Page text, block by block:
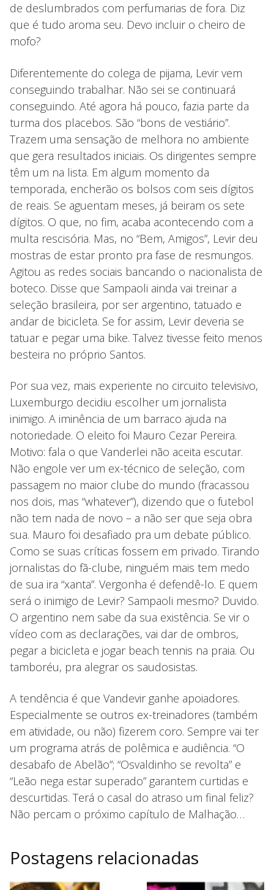
de deslumbrados com perfumarias de fora. Diz
que é tudo aroma seu. Devo incluir o cheiro de
mofo?
Diferentemente do colega de pijama, Levir vem
conseguindo trabalhar. Não sei se continuará
conseguindo. Até agora há pouco, fazia parte da
turma dos placebos. São “bons de vestiário”.
Trazem uma sensação de melhora no ambiente
que gera resultados iniciais. Os dirigentes sempre
têm um na lista. Em algum momento da
temporada, encherão os bolsos com seis dígitos
de reais. Se aguentam meses, já beiram os sete
dígitos. O que, no fim, acaba acontecendo com a
multa rescisória. Mas, no “Bem, Amigos”, Levir deu
mostras de estar pronto pra fase de resmungos.
Agitou as redes sociais bancando o nacionalista de
boteco. Disse que Sampaoli ainda vai treinar a
seleção brasileira, por ser argentino, tatuado e
andar de bicicleta. Se for assim, Levir deveria se
tatuar e pegar uma bike. Talvez tivesse feito menos
besteira no próprio Santos.
Por sua vez, mais experiente no circuito televisivo,
Luxemburgo decidiu escolher um jornalista
inimigo. A iminência de um barraco ajuda na
notoriedade. O eleito foi Mauro Cezar Pereira.
Motivo: fala o que Vanderlei não aceita escutar.
Não engole ver um ex-técnico de seleção, com
passagem no maior clube do mundo (fracassou
nos dois, mas “whatever”), dizendo que o futebol
não tem nada de novo – a não ser que seja obra
sua. Mauro foi desafiado pra um debate público.
Como se suas críticas fossem em privado. Tirando
jornalistas do fã-clube, ninguém mais tem medo
de sua ira “xanta”. Vergonha é defendê-lo. E quem
será o inimigo de Levir? Sampaoli mesmo? Duvido.
O argentino nem sabe da sua existência. Se vir o
vídeo com as declarações, vai dar de ombros,
pegar a bicicleta e jogar beach tennis na praia. Ou
tamboréu, pra alegrar os saudosistas.
A tendência é que Vandevir ganhe apoiadores.
Especialmente se outros ex-treinadores (também
em atividade, ou não) fizerem coro. Sempre vai ter
um programa atrás de polêmica e audiência. “O
desabafo de Abelão”; “Osvaldinho se revolta” e
“Leão nega estar superado” garantem curtidas e
descurtidas. Terá o casal do atraso um final feliz?
Não percam o próximo capítulo de Malhação…
Postagens relacionadas